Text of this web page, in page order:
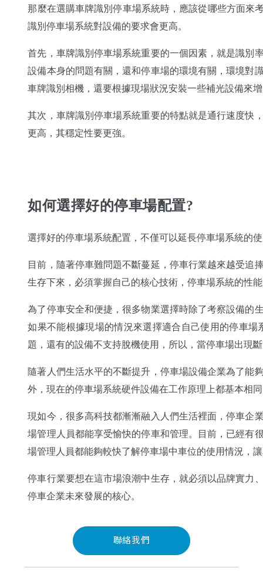
那麼在選購車牌識別停車場系統時，應該從哪些方面來
識別停車場系統對設備的要求會更高。
首先，車牌識別停車場系統重要的一個因素，就是識別
設備本身的問題有關，還和停車場的環境有關，環境對
車牌識別相機，還要根據現場狀況安裝一些補光設備來
其次，車牌識別停車場系統重要的特點就是通行速度快
更高，其穩定性要更強。
如何選擇好的停車場配置?
選擇好的停車場系統配置，不僅可以延長停車場系統的
目前，隨著停車難問題不斷蔓延，停車行業越來越受追
生存下來，必須掌握自己的核心技術，停車場系統的性
為了停車安全和便捷，很多物業選擇時除了考察設備的
如果不能根據現場的情況來選擇適合自己使用的停車
題，還有的設備不支持脫機使用，所以，當停車場出現
隨著人們生活水平的不斷提升，停車場設備企業為了能
外，現在的停車場系統硬件設備在工作原理上都基本相
現如今，很多高科技都漸漸融入人們生活裡面，停車企
場管理人員都能享受愉快的停車和管理。目前，已經有
場管理人員都能夠較快了解停車場中車位的使用情況，
停車行業要想在這市場浪潮中生存，就必須以品牌實力
停車企業未來發展的核心。
聯絡我們